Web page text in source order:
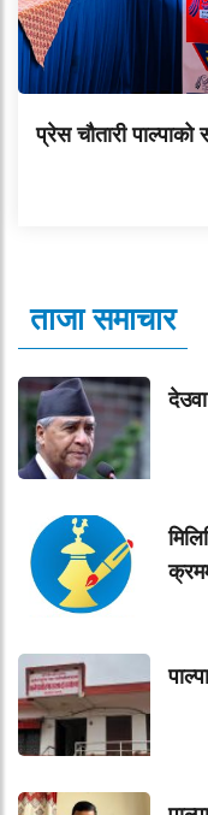
प्रेस चौतारी पाल्पाको
ताजा समाचार